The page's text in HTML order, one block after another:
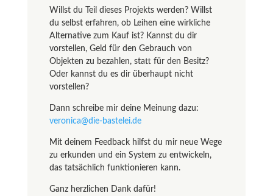
Willst du Teil dieses Projekts werden? Willst
du selbst erfahren, ob Leihen eine wirkliche
Alternative zum Kauf ist? Kannst du dir
vorstellen, Geld für den Gebrauch von
Objekten zu bezahlen, statt für den Besitz?
Oder kannst du es dir überhaupt nicht
vorstellen?
Dann schreibe mir deine Meinung dazu:
veronica@die-bastelei.de
Mit deinem Feedback hilfst du mir neue Wege
zu erkunden und ein System zu entwickeln,
das tatsächlich funktionieren kann.
Ganz herzlichen Dank dafür!